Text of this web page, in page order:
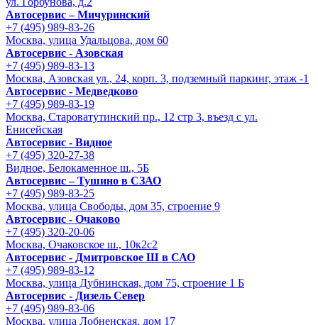
Автосервис – Мичуринский
+7 (495) 989-83-26
Москва, улица Удальцова, дом 60
Автосервис - Азовская
+7 (495) 989-83-13
Москва, Азовская ул., 24, корп. 3, подземный паркинг, этаж -1
Автосервис - Медведково
+7 (495) 989-83-19
Москва, Староватутинский пр., 12 стр 3, въезд с ул.
Енисейская
Автосервис - Видное
+7 (495) 320-27-38
Видное, Белокаменное ш., 5Б
Автосервис – Тушино в СЗАО
+7 (495) 989-83-25
Москва, улица Свободы, дом 35, строение 9
Автосервис - Очаково
+7 (495) 320-20-06
Москва, Очаковское ш., 10к2с2
Автосервис - Дмитровское Ш в САО
+7 (495) 989-83-12
Москва, улица Дубнинская, дом 75, строение 1 Б
Автосервис - Дизель Север
+7 (495) 989-83-06
Москва, улица Лобненская, дом 17